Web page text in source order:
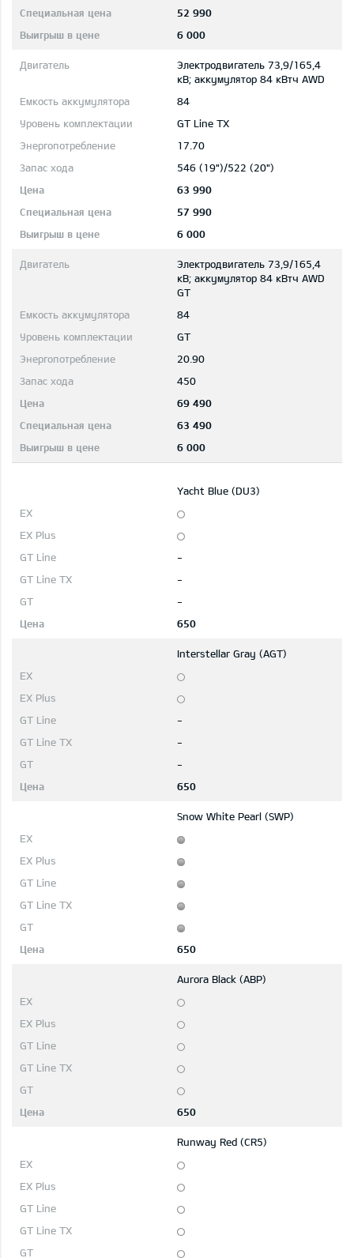
52 990
6 000
Электродвигатель 73,9/165,4
кВ; aккумулятор 84 кВтч AWD
84
GT Line TX
17.70
546 (19")/522 (20")
63 990
57 990
6 000
Электродвигатель 73,9/165,4
кВ; aккумулятор 84 кВтч AWD
GT
84
GT
20.90
450
69 490
63 490
6 000
Yacht Blue (DU3)
-
-
-
650
Interstellar Gray (AGT)
-
-
-
650
Snow White Pearl (SWP)
650
Aurora Black (ABP)
650
Runway Red (CR5)